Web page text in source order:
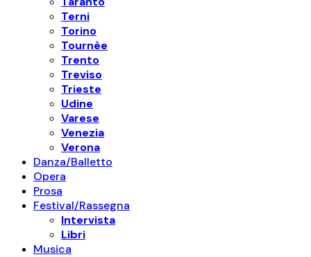
Terni
Torino
Tournèe
Trento
Treviso
Trieste
Udine
Varese
Venezia
Verona
Danza/Balletto
Opera
Prosa
Festival/Rassegna
Intervista
Libri
Musica